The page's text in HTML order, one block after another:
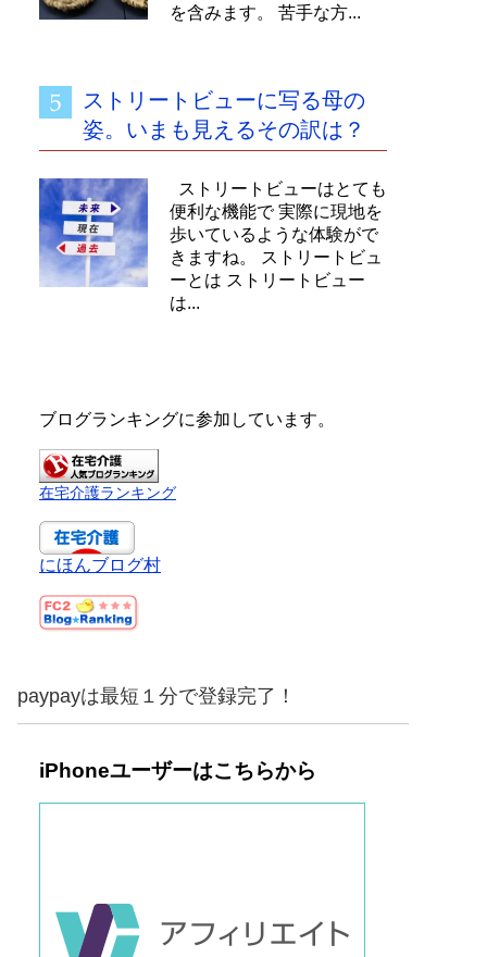
を含みます。 苦手な方...
ストリートビューに写る母の
姿。いまも見えるその訳は？
ストリートビューはとても
便利な機能で 実際に現地を
歩いているような体験がで
きますね。 ストリートビュ
ーとは ストリートビュー
は...
ブログランキングに参加しています。
在宅介護ランキング
にほんブログ村
paypayは最短１分で登録完了！
iPhoneユーザーはこちらから